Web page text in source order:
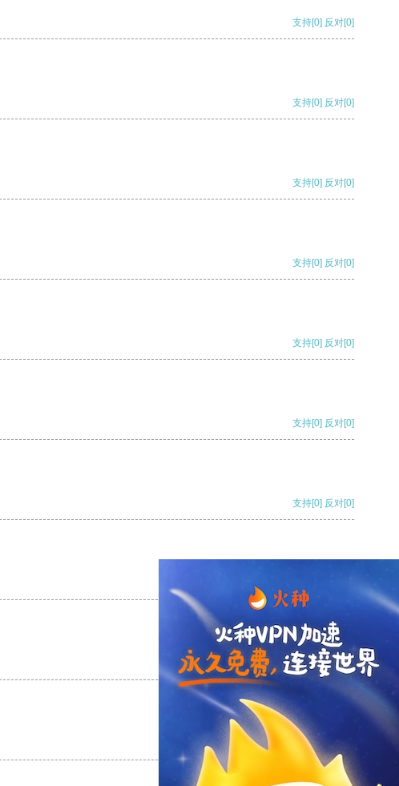
支持[0] 反对[0]
支持[0] 反对[0]
支持[0] 反对[0]
支持[0] 反对[0]
支持[0] 反对[0]
支持[0] 反对[0]
支持[0] 反对[0]
支持 [0] 反对[0]
支持[0] 反对